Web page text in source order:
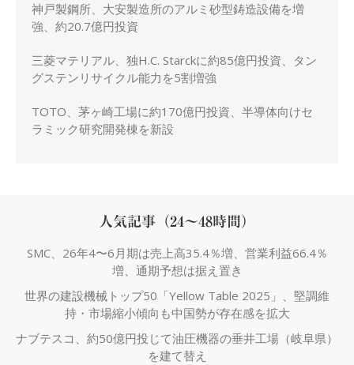
神戸製鋼所、大安製造所のアルミ砂型鋳造設備を増
強、約20.7億円投資
三菱マテリアル、独H.C. Starckに約85億円投資、タン
グステンリサイクル能力を5割増強
TOTO、茅ヶ崎工場に約170億円投資、半導体向けセ
ラミック研究開発棟を新設
人気記事（24～48時間）
SMC、26年4〜6月期は売上高35.4％増、営業利益66.4％
増、通期予想は据え置き
世界の建設機械トップ50「Yellow Table 2025」、堅調維
持・市場縮小傾向も中国勢が存在感を拡大
ナブテスコ、約50億円投じて油圧機器の垂井工場（岐阜県）
を建て替え